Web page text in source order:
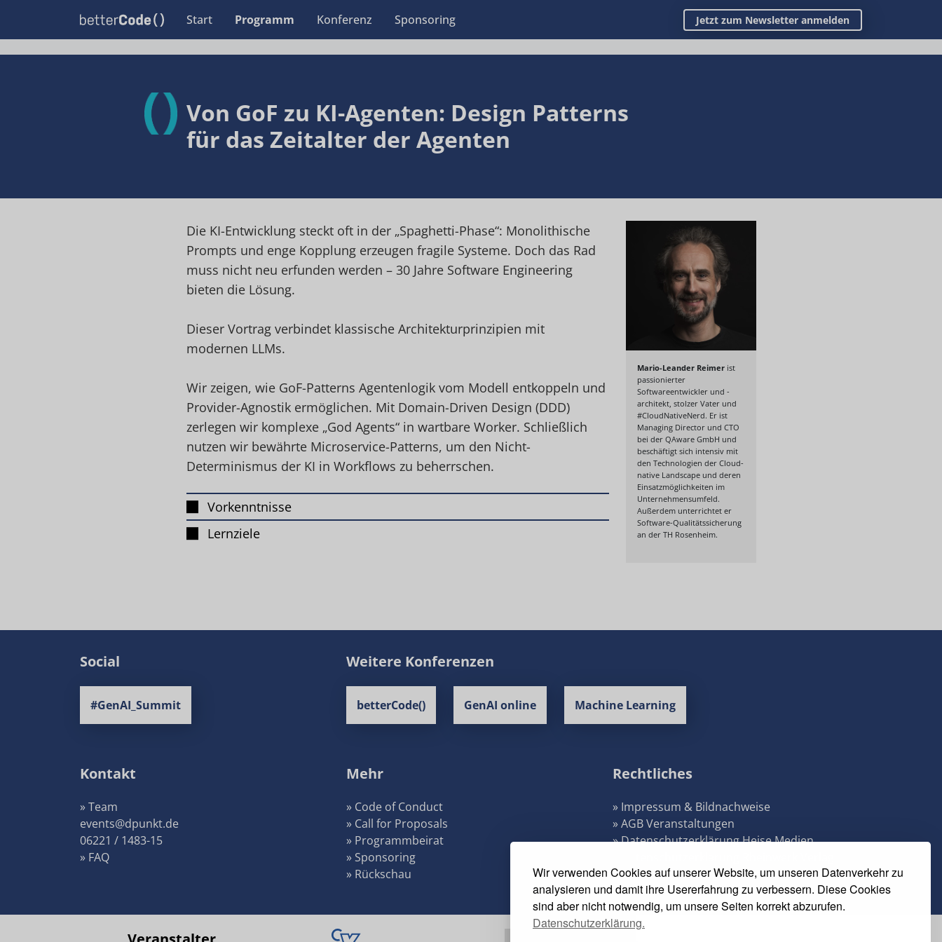
Wir verwenden Cookies auf unserer Website, um unseren Datenverkehr zu
analysieren und damit ihre Usererfahrung zu verbessern. Diese Cookies
sind aber nicht notwendig, um unsere Seiten korrekt abzurufen.
Datenschutzerklärung.
Start Programm Konferenz Sponsoring Jetzt zum Newsletter anmelden
Von GoF zu KI-Agenten: Design Patterns
für das Zeitalter der Agenten
Die KI-Entwicklung steckt oft in der „Spaghetti-Phase“: Monolithische
Prompts und enge Kopplung erzeugen fragile Systeme. Doch das Rad
muss nicht neu erfunden werden – 30 Jahre Software Engineering
bieten die Lösung.
Dieser Vortrag verbindet klassische Architekturprinzipien mit
modernen LLMs.
Wir zeigen, wie GoF-Patterns Agentenlogik vom Modell entkoppeln und
Provider-Agnostik ermöglichen. Mit Domain-Driven Design (DDD)
zerlegen wir komplexe „God Agents“ in wartbare Worker. Schließlich
nutzen wir bewährte Microservice-Patterns, um den Nicht-
Determinismus der KI in Workflows zu beherrschen.
Vorkenntnisse
Lernziele
Mario-Leander Reimer ist
passionierter
Softwareentwickler und -
architekt, stolzer Vater und
#CloudNativeNerd. Er ist
Managing Director und CTO
bei der QAware GmbH und
beschäftigt sich intensiv mit
den Technologien der Cloud-
native Landscape und deren
Einsatzmöglichkeiten im
Unternehmensumfeld.
Außerdem unterrichtet er
Software-Qualitätssicherung
an der TH Rosenheim.
Social
#GenAI_Summit
Weitere Konferenzen
betterCode() GenAI online Machine Learning
Kontakt
» Team
events@dpunkt.de
06221 / 1483-15
» FAQ
Mehr
» Code of Conduct
» Call for Proposals
» Programmbeirat
» Sponsoring
» Rückschau
Rechtliches
» Impressum & Bildnachweise
» AGB Veranstaltungen
» Datenschutzerklärung Heise Medien
» Cookie-Einstellungen ändern